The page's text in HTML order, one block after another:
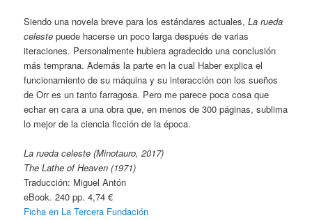
Siendo una novela breve para los estándares actuales,La rueda
celeste puede hacerse un poco larga después de varias
iteraciones. Personalmente hubiera agradecido una conclusión
más temprana. Además la parte en la cual Haber explica el
funcionamiento de su máquina y su interacción con los sueños
de Orr es un tanto farragosa. Pero me parece poca cosa que
echar en cara a una obra que, en menos de 300 páginas, sublima
lo mejor de la ciencia ficción de la época.
La rueda celeste (Minotauro, 2017)
The Lathe of Heaven (1971)
Traducción: Miguel Antón
eBook. 240 pp. 4,74 €
Ficha en La Tercera Fundación